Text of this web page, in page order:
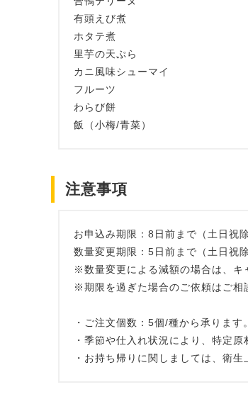
有頭えび煮
ホタテ煮
里芋の天ぷら
カニ風味シューマイ
フルーツ
わらび餅
飯（小梅/青菜）
注意事項
お申込み期限：8日前まで（土日祝除
数量変更期限：5日前まで（土日祝除
※数量変更による減額の場合は、キ
※期限を過ぎた場合のご依頼はご相
・ご注文個数：5個/種から承ります。
・季節や仕入れ状況により、特定
・お持ち帰りに関しましては、衛